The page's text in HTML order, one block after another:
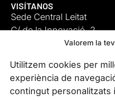
Valorem la
Utilitzem cookies per
experiència de
contingut personalitzats
VISÍTANOS
Sede Central Leitat
C/ de la Innovació, 2
08225 Terrassa,
Conoce todas nuestras
CONTÁCTANOS